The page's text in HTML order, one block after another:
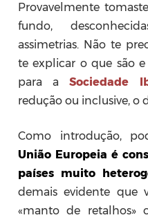
Provavelmente
fundo,
assimetrias. Não te
te explicar o que são
para aSociedade
redução ou inclusive, o
Como introdução,
União Europeia é
países muito
demais evidente que
«manto de retalhos»